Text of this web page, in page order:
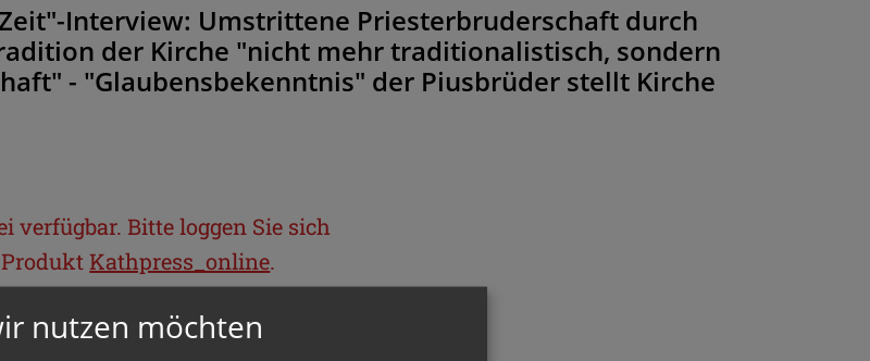
Interview: Umstrittene Priesterbruderschaft durch
der Kirche "nicht mehr traditionalistisch, sondern
- "Glaubensbekenntnis" der Piusbrüder stellt Kirche
verfügbar. Bitte loggen Sie sich
Kathpress_online.
nutzen möchten